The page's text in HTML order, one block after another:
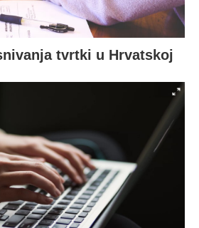
tvrtki u Hrvatskoj